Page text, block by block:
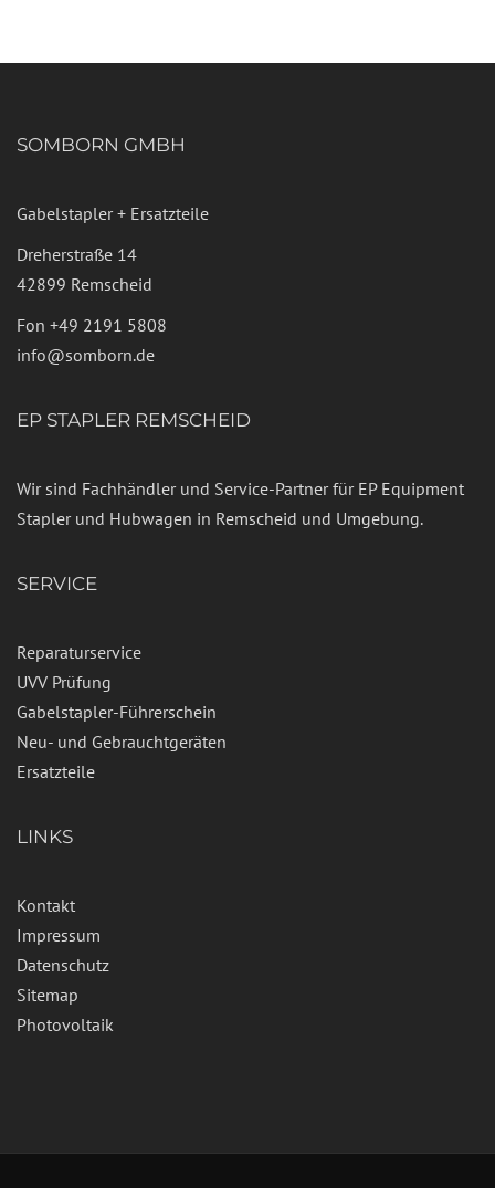
SOMBORN GMBH
Gabelstapler + Ersatzteile
Dreherstraße 14
42899 Remscheid
Fon +49 2191 5808
info@somborn.de
EP STAPLER REMSCHEID
Wir sind Fachhändler und Service-Partner für EP Equipment
Stapler und Hubwagen in Remscheid und Umgebung.
SERVICE
Reparaturservice
UVV Prüfung
Gabelstapler-Führerschein
Neu- und Gebrauchtgeräten
Ersatzteile
LINKS
Kontakt
Impressum
Datenschutz
Sitemap
Photovoltaik